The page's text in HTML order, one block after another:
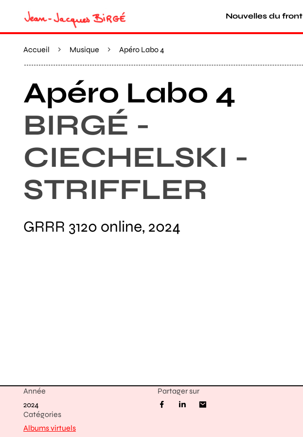
Nouvelles du front
Accueil Musique Apéro Labo 4
Apéro Labo 4
BIRGÉ -
CIECHELSKI -
STRIFFLER
GRRR 3120 online, 2024
Catégories
Albums virtuels
Année
2024
Partager sur